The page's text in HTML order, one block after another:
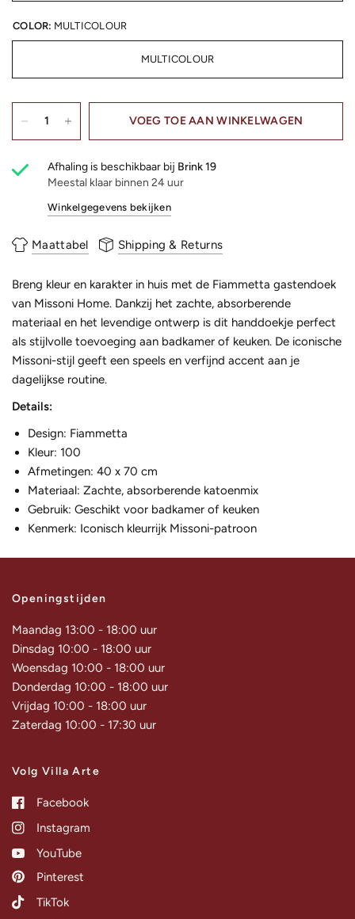
COLOR: MULTICOLOUR
MULTICOLOUR
VOEG TOE AAN WINKELWAGEN
Afhaling is beschikbaar bij Brink 19
Meestal klaar binnen 24 uur
Winkelgegevens bekijken
Maattabel Shipping & Returns
Breng kleur en karakter in huis met de Fiammetta gastendoek
van Missoni Home. Dankzij het zachte, absorberende
materiaal en het levendige ontwerp is dit handdoekje perfect
als stijlvolle toevoeging aan badkamer of keuken. De iconische
Missoni-stijl geeft een speels en verfijnd accent aan je
dagelijkse routine.
Details:
Design: Fiammetta
Kleur: 100
Afmetingen: 40 x 70 cm
Materiaal: Zachte, absorberende katoenmix
Gebruik: Geschikt voor badkamer of keuken
Kenmerk: Iconisch kleurrijk Missoni-patroon
Openingstijden
Maandag 13:00 - 18:00 uur
Dinsdag 10:00 - 18:00 uur
Woensdag 10:00 - 18:00 uur
Donderdag 10:00 - 18:00 uur
Vrijdag 10:00 - 18:00 uur
Zaterdag 10:00 - 17:30 uur
Volg Villa Arte
Facebook
Instagram
YouTube
Pinterest
TikTok